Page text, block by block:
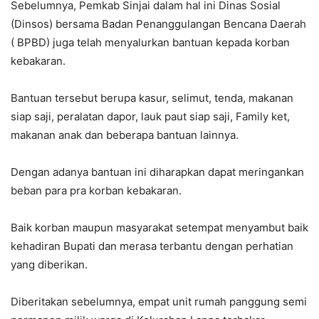
Sebelumnya, Pemkab Sinjai dalam hal ini Dinas Sosial
(Dinsos) bersama Badan Penanggulangan Bencana Daerah
( BPBD) juga telah menyalurkan bantuan kepada korban
kebakaran.
Bantuan tersebut berupa kasur, selimut, tenda, makanan
siap saji, peralatan dapor, lauk paut siap saji, Family ket,
makanan anak dan beberapa bantuan lainnya.
Dengan adanya bantuan ini diharapkan dapat meringankan
beban para pra korban kebakaran.
Baik korban maupun masyarakat setempat menyambut baik
kehadiran Bupati dan merasa terbantu dengan perhatian
yang diberikan.
Diberitakan sebelumnya, empat unit rumah panggung semi